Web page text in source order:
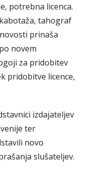
potrebna licenca.
tahograf
prinaša
novem
za pridobitev
pridobitve licence,
izdajateljev
ter
novo
slušateljev.